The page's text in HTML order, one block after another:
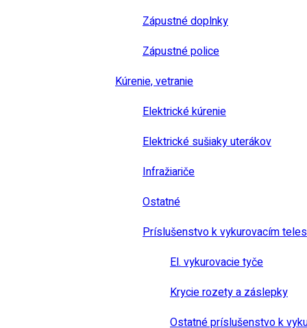
Zápustné doplnky
Zápustné police
Kúrenie, vetranie
Elektrické kúrenie
Elektrické sušiaky uterákov
Infražiariče
Ostatné
Príslušenstvo k vykurovacím
El. vykurovacie tyče
Krycie rozety a záslepky
Ostatné príslušenstvo k